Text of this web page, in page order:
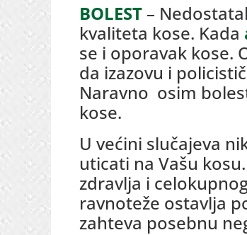
BOLEST –
kvaliteta kose. Kada
se i oporavak kose.
da izazovu i
Naravno osim
kose.
U većini slučajeva
uticati na Vašu
zdravlja i
ravnoteže ostavlja
zahteva posebnu